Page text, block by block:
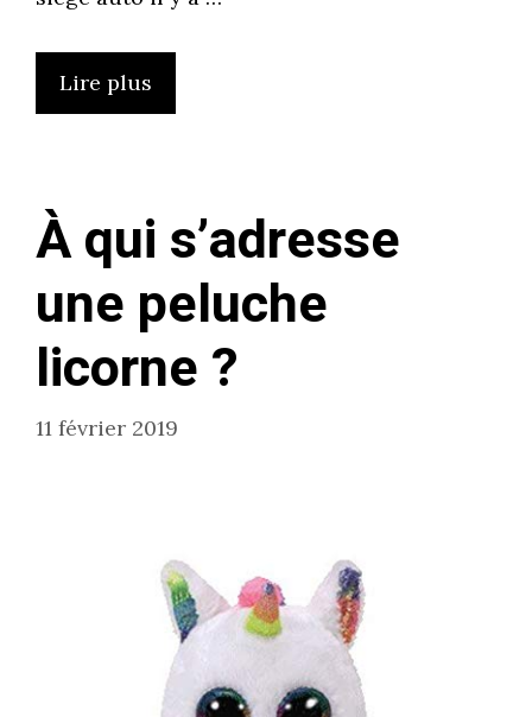
Lire plus
À qui s’adresse
une peluche
licorne ?
11 février 2019